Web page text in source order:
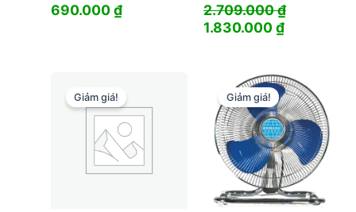
690.000₫ 2.709.000₫
Giá
2.709.000 ₫.
1.830.000₫Giá
là:
1.830.000
Giảm giá! Giảm giá!